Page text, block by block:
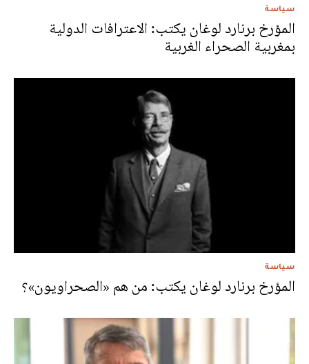
سياسة
المؤرخ برنارد لوغان يكتب: الاعترافات الدولية
بمغربية الصحراء الغربية
سياسة
المؤرخ برنارد لوغان يكتب: من هم «الصحراويون»؟